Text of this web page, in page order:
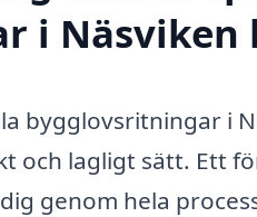
i Näsviken
bygglovsritningar i
och lagligt sätt. Ett
genom hela